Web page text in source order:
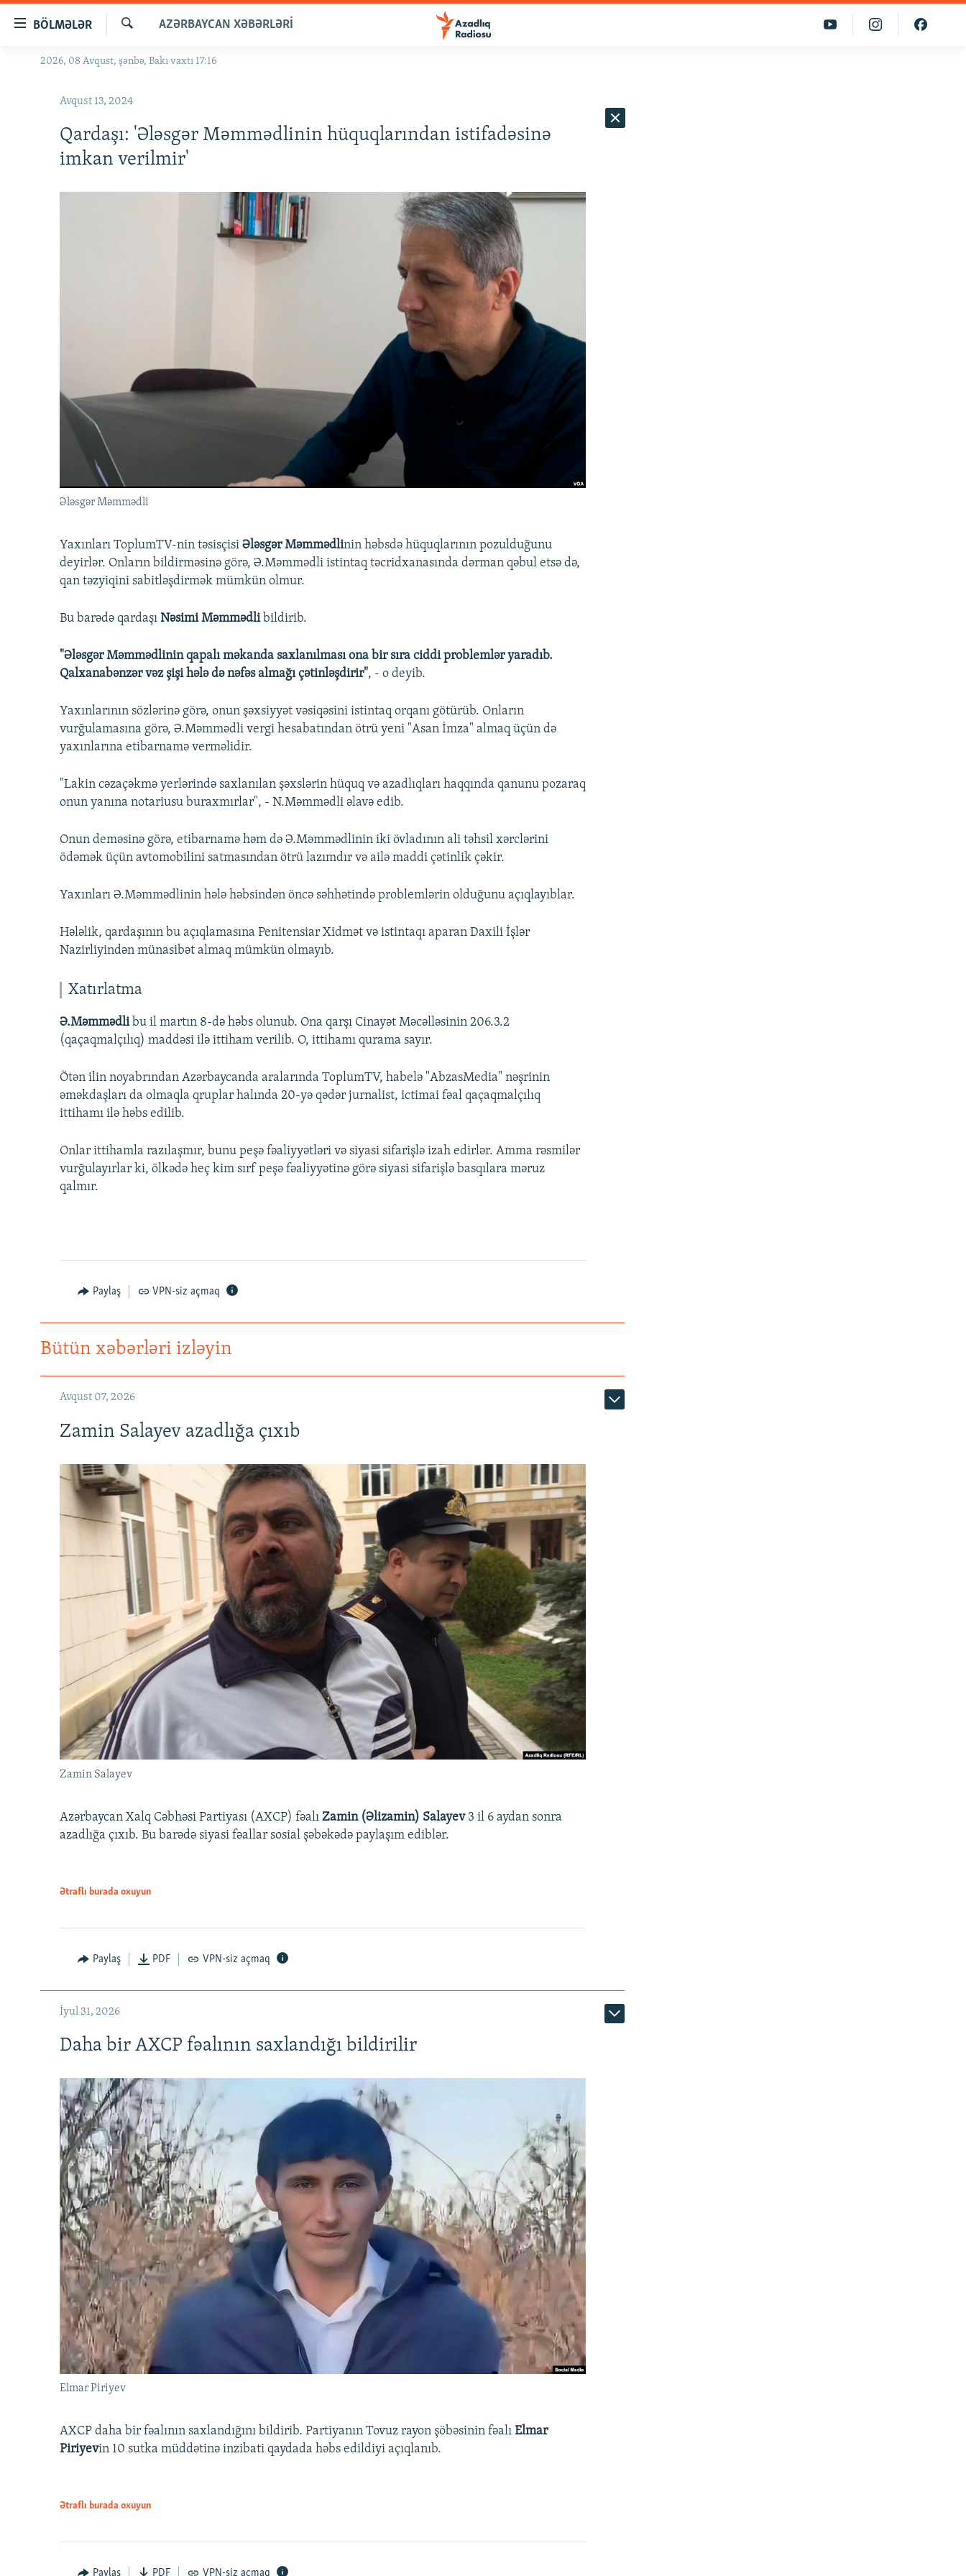
naviqasiyaya
BÖLMƏLƏR
GÜNDƏM
#ƏSLINDƏ
FƏRQƏ BAX
QANUNI DOĞRU
İZ - MƏDƏNIYYƏT PROQRAMI
MATERIALLARIMIZDAN ISTIFADƏ
AZADLIQRADIOSU MOBIL TELEFONUNUZDA
XƏBƏR BÜLLETENLƏRIMIZ
Axtar
AZƏRBAYCAN XƏBƏRLƏRI
2026, 08 Avqust, şənbə, Bakı vaxtı 17:16
Avqust 13, 2024
Qardaşı: 'Ələsgər Məmmədlinin hüquqlarından istifadəsinə
imkan verilmir'
Ələsgər Məmmədli
Yaxınları ToplumTV-nin təsisçisi Ələsgər Məmmədlinin həbsdə hüquqlarının pozulduğunu
deyirlər. Onların bildirməsinə görə, Ə.Məmmədli istintaq təcridxanasında dərman qəbul etsə də,
qan təzyiqini sabitləşdirmək mümkün olmur.
Bu barədə qardaşı Nəsimi Məmmədlibildirib.
"Ələsgər Məmmədlinin qapalı məkanda saxlanılması ona bir sıra ciddi problemlər yaradıb.
Qalxanabənzər vəz şişi hələ də nəfəs almağı çətinləşdirir", - o deyib.
Yaxınlarının sözlərinə görə, onun şəxsiyyət vəsiqəsini istintaq orqanı götürüb. Onların
vurğulamasına görə, Ə.Məmmədli vergi hesabatından ötrü yeni "Asan İmza" almaq üçün də
yaxınlarına etibarnamə verməlidir.
"Lakin cəzaçəkmə yerlərində saxlanılan şəxslərin hüquq və azadlıqları haqqında qanunu pozaraq
onun yanına notariusu buraxmırlar", - N.Məmmədli əlavə edib.
Onun deməsinə görə, etibarnamə həm də Ə.Məmmədlinin iki övladının ali təhsil xərclərini
ödəmək üçün avtomobilini satmasından ötrü lazımdır və ailə maddi çətinlik çəkir.
Yaxınları Ə.Məmmədlinin hələ həbsindən öncə səhhətində problemlərin olduğunu açıqlayıblar.
Hələlik, qardaşının bu açıqlamasına Penitensiar Xidmət və istintaqı aparan Daxili İşlər
Nazirliyindən münasibət almaq mümkün olmayıb.
Xatırlatma
Ə.Məmmədli bu il martın 8-də həbs olunub. Ona qarşı Cinayət Məcəlləsinin 206.3.2
(qaçaqmalçılıq) maddəsi ilə ittiham verilib. O, ittihamı qurama sayır.
Ötən ilin noyabrından Azərbaycanda aralarında ToplumTV, habelə "AbzasMedia" nəşrinin
əməkdaşları da olmaqla qruplar halında 20-yə qədər jurnalist, ictimai fəal qaçaqmalçılıq
ittihamı ilə həbs edilib.
Onlar ittihamla razılaşmır, bunu peşə fəaliyyətləri və siyasi sifarişlə izah edirlər. Amma rəsmilər
vurğulayırlar ki, ölkədə heç kim sırf peşə fəaliyyətinə görə siyasi sifarişlə basqılara məruz
qalmır.
Paylaş VPN-siz açmaq
Bütün xəbərləri izləyin
Avqust 07, 2026
Zamin Salayev azadlığa çıxıb
Zamin Salayev
Azərbaycan Xalq Cəbhəsi Partiyası (AXCP) fəalı Zamin (Əlizamin) Salayev 3 il 6 aydan sonra
azadlığa çıxıb. Bu barədə siyasi fəallar sosial şəbəkədə paylaşım ediblər.
Ətraflı burada oxuyun
Paylaş PDF VPN-siz açmaq
İyul 31, 2026
Daha bir AXCP fəalının saxlandığı bildirilir
Elmar Piriyev
AXCP daha bir fəalının saxlandığını bildirib. Partiyanın Tovuz rayon şöbəsinin fəalı Elmar
Piriyevin 10 sutka müddətinə inzibati qaydada həbs edildiyi açıqlanıb.
Ətraflı burada oxuyun
Paylaş PDF VPN-siz açmaq